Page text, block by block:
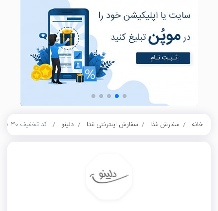
خانه سفارش غذا سفارش اینترنتی غذا دلینو کد تخفیف 30 درصدی دلینو